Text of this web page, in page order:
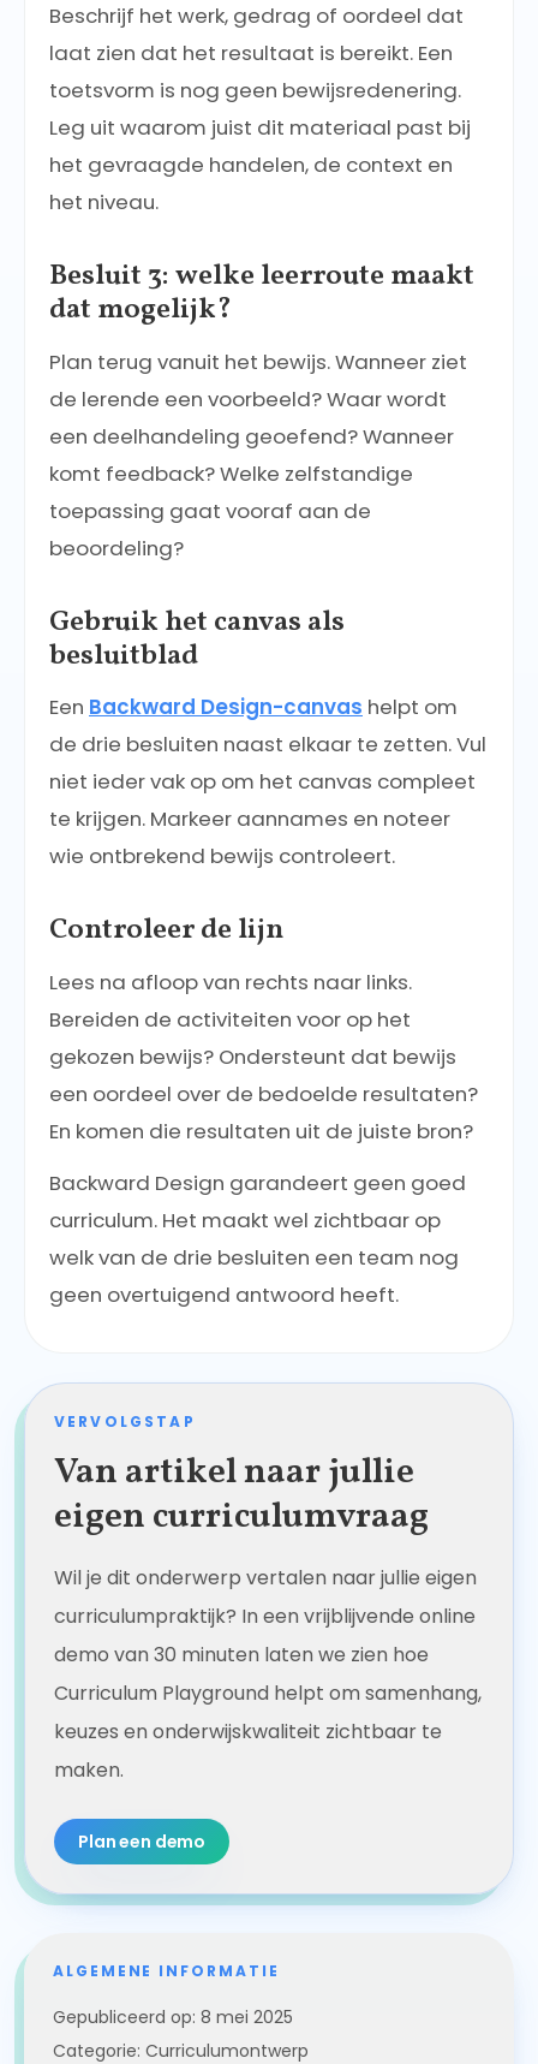
Beschrijf het werk, gedrag of oordeel dat
laat zien dat het resultaat is bereikt. Een
toetsvorm is nog geen bewijsredenering.
Leg uit waarom juist dit materiaal past bij
het gevraagde handelen, de context en
het niveau.
Besluit 3: welke leerroute maakt
dat mogelijk?
Plan terug vanuit het bewijs. Wanneer ziet
de lerende een voorbeeld? Waar wordt
een deelhandeling geoefend? Wanneer
komt feedback? Welke zelfstandige
toepassing gaat vooraf aan de
beoordeling?
Gebruik het canvas als
besluitblad
Een Backward Design-canvas helpt om
de drie besluiten naast elkaar te zetten. Vul
niet ieder vak op om het canvas compleet
te krijgen. Markeer aannames en noteer
wie ontbrekend bewijs controleert.
Controleer de lijn
Lees na afloop van rechts naar links.
Bereiden de activiteiten voor op het
gekozen bewijs? Ondersteunt dat bewijs
een oordeel over de bedoelde resultaten?
En komen die resultaten uit de juiste bron?
Backward Design garandeert geen goed
curriculum. Het maakt wel zichtbaar op
welk van de drie besluiten een team nog
geen overtuigend antwoord heeft.
VERVOLGSTAP
Van artikel naar jullie
eigen curriculumvraag
Wil je dit onderwerp vertalen naar jullie eigen
curriculumpraktijk? In een vrijblijvende online
demo van 30 minuten laten we zien hoe
Curriculum Playground helpt om samenhang,
keuzes en onderwijskwaliteit zichtbaar te
maken.
Plan een demo
ALGEMENE INFORMATIE
Gepubliceerd op: 8 mei 2025
Categorie: Curriculumontwerp